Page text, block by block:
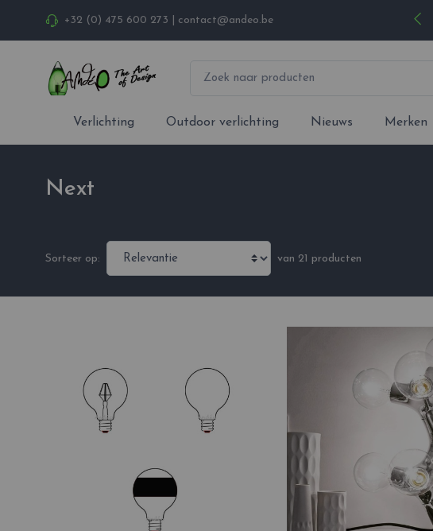
+32 (0) 475 600 273 contact@andeo.be
Verlichting Outdoor verlichting Nieuws Merken
Next
Sorteer op: van 21 producten